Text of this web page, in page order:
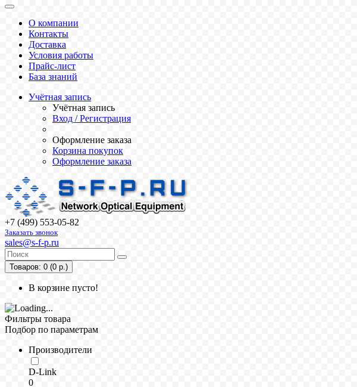
О компании
Контакты
Доставка
Условия работы
Прайс-лист
База знаний
Учётная запись
Учётная запись
Вход / Регистрация
Оформление заказа
Корзина покупок
Оформление заказа
+7 (499) 553-05-82
Заказать звонок
sales@s-f-p.ru
Товаров: 0 (0 р.)
В корзине пусто!
Фильтры товара
Подбор по параметрам
Производители
D-Link
0